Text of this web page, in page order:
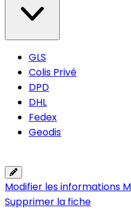
GLS
Colis Privé
DPD
DHL
Fedex
Geodis
Modifier les informations
Supprimer la fiche